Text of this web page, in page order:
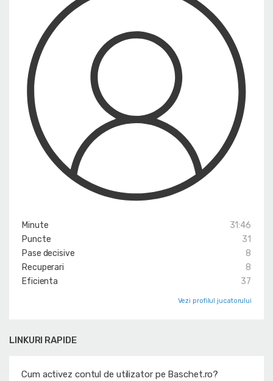
Minute
31:46
Puncte
31
Pase decisive
8
Recuperari
8
Eficienta
37
Vezi profilul jucatorului
LINKURI RAPIDE
Cum activez contul de utilizator pe Baschet.ro?